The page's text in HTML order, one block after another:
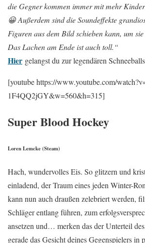
die Gegner kommen immer mit mehr
😀 Außerdem sind die Soundeffekte
Figuren aus dem Bild schieben kann, um
Das Lachen am Ende ist auch toll.“
Hier gelangst du zur legendären
[youtube https://www.youtube.com/
1F4QQ2jGY&w=560&h=315]
Super Blood Hockey
Loren Lemcke (Steam)
Hach, wundervolles Eis. So glitzern und
einladend, der Traum eines jeden Winter-
kann nun auch draußen zelebriert werden,
Schläger entlang führen, zum
ansetzen und… merken das der Unterteil
gerade das Gesicht deines Gegenspielers